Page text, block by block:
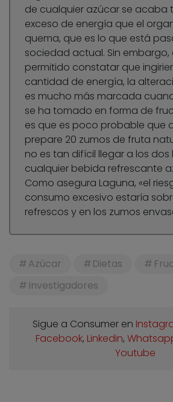
de cualquier azúcar se acaba
exceso de energía que el
quema, que es lo que está
sociedad actual. Sin
permitido constatar que
cantidad de energía, la
es mucho más marcada
se ha tomado en forma de
es que es poco probable que
prepare 20 zumos de fruta
no es tan difícil llegar a los dos
cualquier bebida refrescante
Como asegura Laguna, «el
consumo excesivo estaría
refrescos y en los zumos
Azúcar Dietas
Investigadores
Sigue a Consumer en
Facebook, Linkedin,
Youtube